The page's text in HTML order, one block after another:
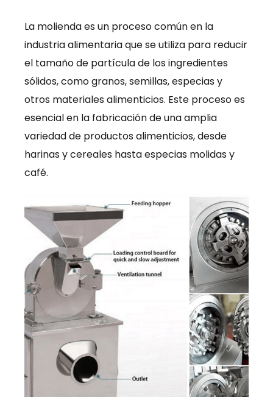
La molienda es un proceso común en la
industria alimentaria que se utiliza para reducir
el tamaño de partícula de los ingredientes
sólidos, como granos, semillas, especias y
otros materiales alimenticios. Este proceso es
esencial en la fabricación de una amplia
variedad de productos alimenticios, desde
harinas y cereales hasta especias molidas y
café.